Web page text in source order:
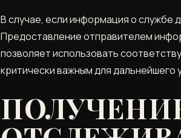
В случае, если информация о службе
Предоставление отправителем
позволяет использовать
критически важным для